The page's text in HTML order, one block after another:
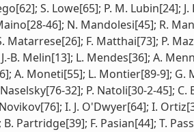
S. Lowe[65]; P. M. Lubin[24];
46]; N. Mandolesi[45]; R.
Matarrese[26]; F. Matthai[73]; P.
B. Melin[13]; L. Mendes[36]; A.
A. Moneti[55]; L. Montier[89-9];
32]; P. Natoli[30-2-45];
I. J. O'Dwyer[64]; I.
Partridge[39]; F. Pasian[44]; T.